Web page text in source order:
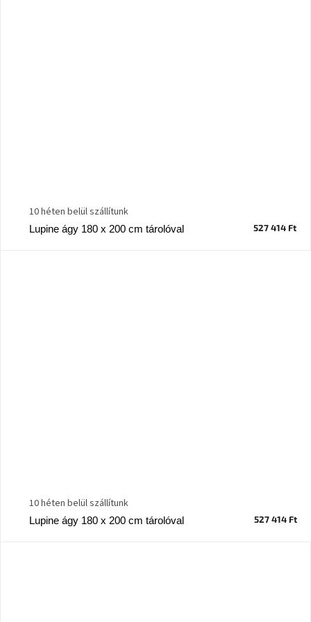
Lupine ágy 180 x 200 cm tárolóval
10 héten belül szállítunk
527 414 Ft
Lupine ágy 180 x 200 cm tárolóval
10 héten belül szállítunk
527 414 Ft